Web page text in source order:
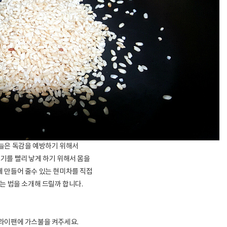
은 독감을 예방하기 위해서
를 빨리 낳게 하기 위해서 몸을
만들어 줄수 있는 현미차를 직접
법을 소개해 드릴까 합니다.
이팬에 가스불을 켜주세요.